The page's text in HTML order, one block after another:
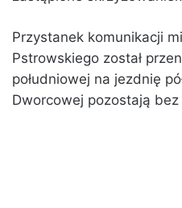
Przystanek komunikacji
Pstrowskiego został
południowej na jezdnię
Dworcowej pozostają bez